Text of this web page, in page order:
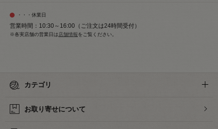
・・・休業日
営業時間：10:30～16:00（ご注文は24時間受付）
※各実店舗の営業日は 店舗情報をご覧ください。
カテゴリ
お取り寄せについて